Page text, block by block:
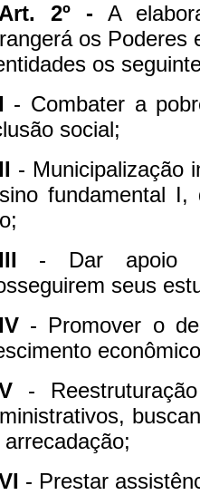
2º - A
os Poderes
os
I - Combater a
social;
II - Municipalização
fundamental
III - Dar apoio
seus
IV- Promover o
-
arrecadação;
- Prestar